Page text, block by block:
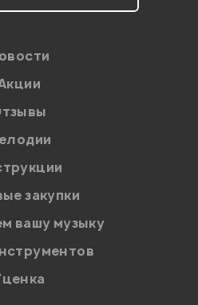
персональных данных в
в отношении обработки
число:
закупки
вашу музыку